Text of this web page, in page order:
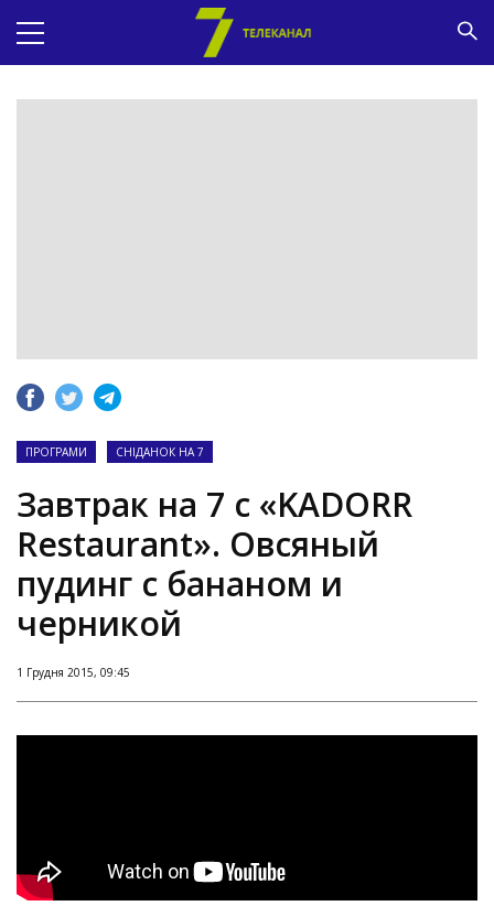
ПРОГРАМИ СНІДАНОК НА 7
Завтрак на 7 с «KADORR
Restaurant». Овсяный
пудинг с бананом и
черникой
1 Грудня 2015, 09:45